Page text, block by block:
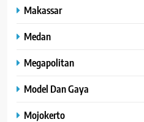
Makassar
Medan
Megapolitan
Model Dan Gaya
Mojokerto